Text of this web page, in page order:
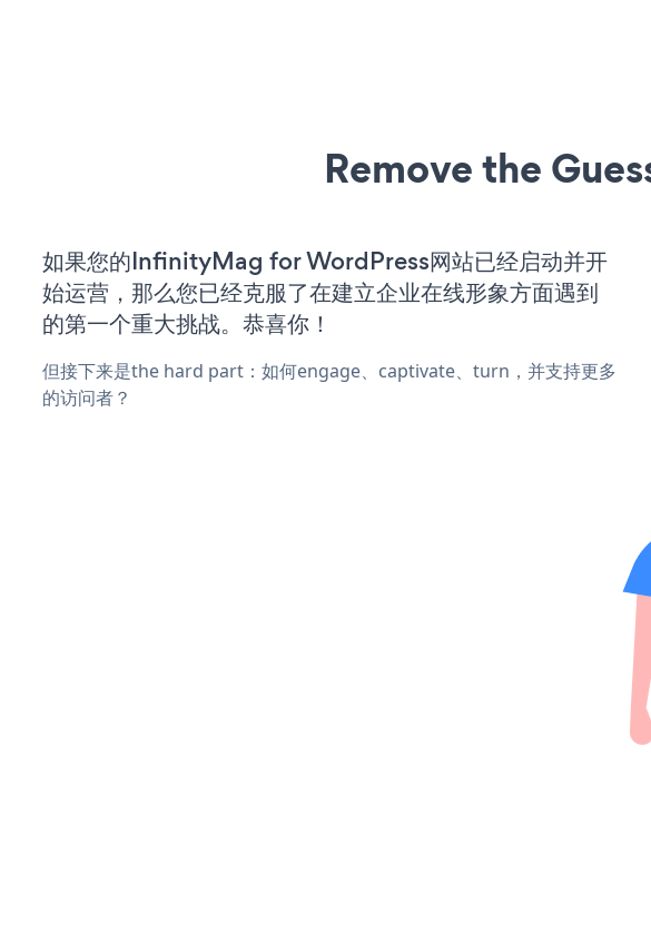
Remove the
如果您的InfinityMag for WordPress网站已经启动并开
始运营，那么您已经克服了在建立企业在线形象方面遇到
的第一个重大挑战。恭喜你！
但接下来是the hard part：如何engage、captivate、turn，并支持更多
的访问者？